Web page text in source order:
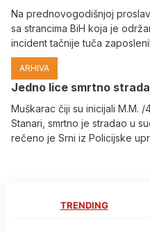
Na prednovogodišnjoj
sa strancima BiH koja je
incident tačnije tuča
ARHIVA
Јedno lice smrtno
Muškarac čiji su inicijali M.M.
Stanari, smrtno je stradao u
rečeno je Srni iz Policijske
TRENDING